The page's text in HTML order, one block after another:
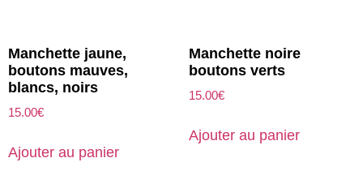
Manchette jaune,
boutons mauves,
blancs, noirs
15.00€
Ajouter au panier
Manchette noire
boutons verts
15.00€
Ajouter au panier